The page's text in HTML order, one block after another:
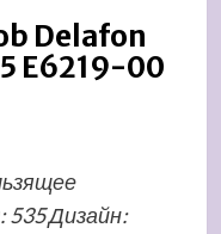
Delafon
E6219-00
Дизайн: